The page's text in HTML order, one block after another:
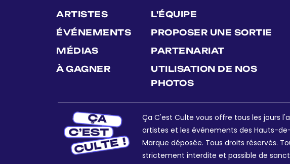
ARTISTES
ÉVÉNEMENTS
MÉDIAS
À GAGNER
L'ÉQUIPE
PROPOSER UNE SORTIE
PARTENARIAT
UTILISATION DE NOS
PHOTOS
Ça C'est Culte vous offre tous les jours
artistes et les événements des Hauts-
Marque déposée. Tous droits réservés.
strictement interdite et passible de